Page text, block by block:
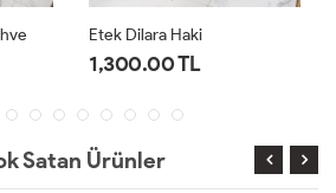
Etek Dilara Haki
1,300.00 TL
Satan Ürünler